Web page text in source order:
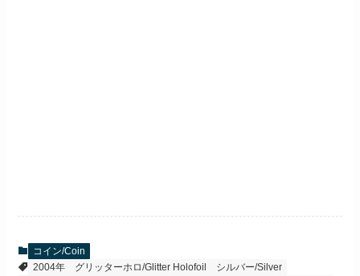
コイン/Coin
2004年
グリッターホロ/Glitter Holofoil
シルバー/Silver